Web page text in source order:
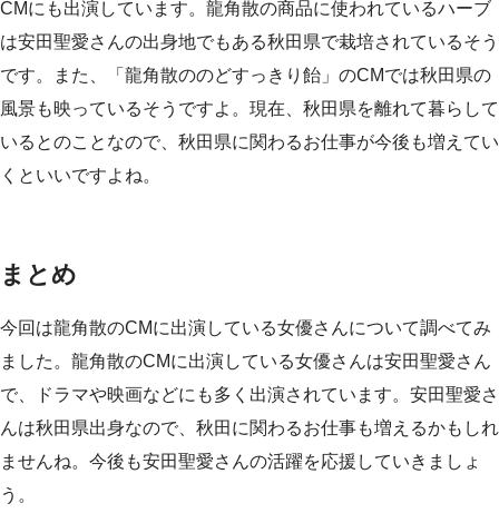
CMにも出演しています。龍角散の商品に使われているハーブ
は安田聖愛さんの出身地でもある秋田県で栽培されているそう
です。また、「龍角散ののどすっきり飴」のCMでは秋田県の
風景も映っているそうですよ。現在、秋田県を離れて暮らして
いるとのことなので、秋田県に関わるお仕事が今後も増えてい
くといいですよね。
まとめ
今回は龍角散のCMに出演している女優さんについて調べてみ
ました。龍角散のCMに出演している女優さんは安田聖愛さん
で、ドラマや映画などにも多く出演されています。安田聖愛さ
んは秋田県出身なので、秋田に関わるお仕事も増えるかもしれ
ませんね。今後も安田聖愛さんの活躍を応援していきましょ
う。